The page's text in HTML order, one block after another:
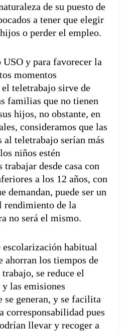
de su puesto de
a tener que elegir
o perder el empleo.
y para favorecer la
momentos
teletrabajo sirve de
familias que no tienen
hijos, no obstante, en
consideramos que las
al teletrabajo serían más
niños estén
trabajar desde casa con
a los 12 años, con
demandan, puede ser un
rendimiento de la
no será el mismo.
escolarización habitual
ahorran los tiempos de
se reduce el
las emisiones
se generan, y se facilita
corresponsabilidad pues
llevar y recoger a